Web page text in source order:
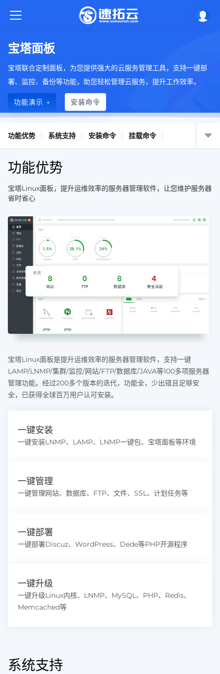
宝塔面板
宝塔联合定制面板，为您提供强大的云服务管理工具，支持一键部
署、监控、备份等功能，助您轻松管理云服务，提升工作效率。
功能演示 → 安装命令
功能优势 系统支持 安装命令 挂载命令
功能优势
宝塔Linux面板，提升运维效率的服务器管理软件，让您维护服务器
省时省心
宝塔Linux面板是提升运维效率的服务器管理软件，支持一键
LAMP/LNMP/集群/监控/网站/FTP/数据库/JAVA等100多项服务器
管理功能。经过200多个版本的迭代，功能全，少出错且足够安
全，已获得全球百万用户认可安装。
一键安装
一键安装LNMP、LAMP、LNMP一键包、宝塔面板等环境
一键管理
一键管理网站、数据库、FTP、文件、SSL、计划任务等
一键部署
一键部署Discuz、WordPress、Dede等PHP开源程序
一键升级
一键升级Linux内核、LNMP、MySQL、PHP、Redis、
Memcached等
系统支持